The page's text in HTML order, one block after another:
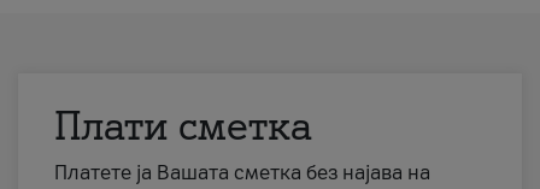
Плати сметка
Платете ја Вашата сметка без најава на